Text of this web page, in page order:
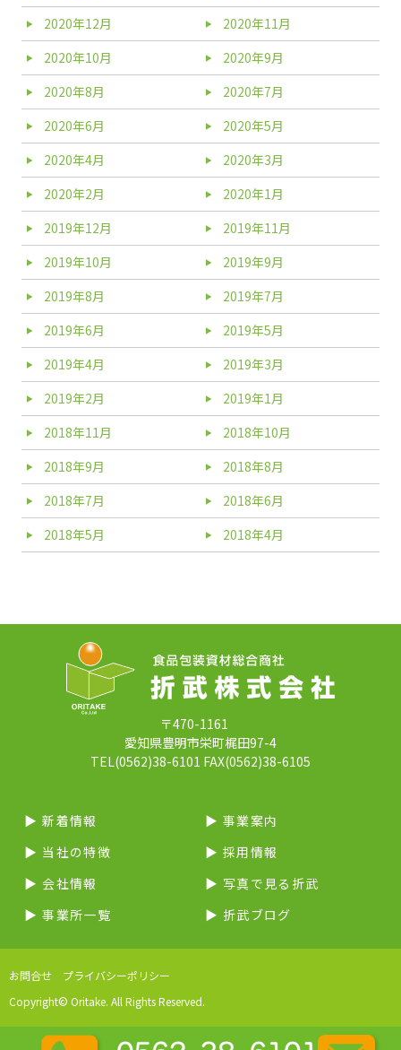
2020年12月
2020年11月
2020年10月
2020年9月
2020年8月
2020年7月
2020年6月
2020年5月
2020年4月
2020年3月
2020年2月
2020年1月
2019年12月
2019年11月
2019年10月
2019年9月
2019年8月
2019年7月
2019年6月
2019年5月
2019年4月
2019年3月
2019年2月
2019年1月
2018年11月
2018年10月
2018年9月
2018年8月
2018年7月
2018年6月
2018年5月
2018年4月
〒470-1161
愛知県豊明市栄町梶田97-4
TEL(0562)38-6101 FAX(0562)38-6105
▶︎ 新着情報
▶︎ 当社の特徴
▶︎ 会社情報
▶︎ 事業所一覧
▶︎ 事業案内
▶︎ 採用情報
▶︎ 写真で見る折武
▶︎ 折武ブログ
お問合せ
プライバシーポリシー
Copyright© Oritake. All Rights Reserved.